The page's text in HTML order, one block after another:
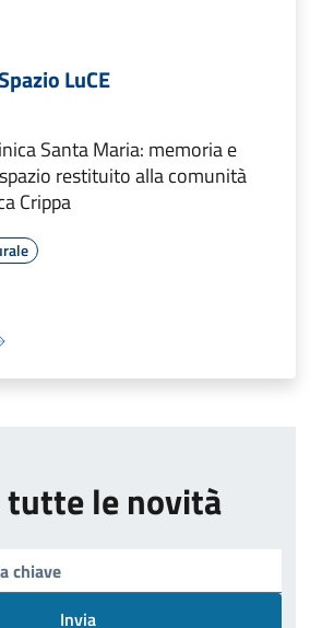
LuCE
Santa Maria: memoria e
restituito alla comunità
Crippa
tutte le novità
Invia